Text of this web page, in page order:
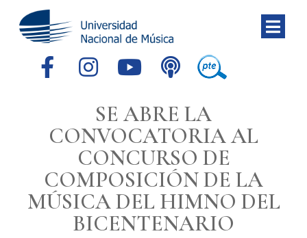
SE ABRE LA
CONVOCATORIA AL
CONCURSO DE
COMPOSICIÓN DE LA
MÚSICA DEL HIMNO DEL
BICENTENARIO